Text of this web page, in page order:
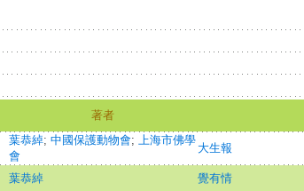
著者
葉恭綽; 中國保護動物會; 上海市佛學
會
大生報
葉恭綽 覺有情